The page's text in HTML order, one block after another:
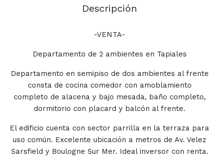
Descripción
-VENTA-
Departamento de 2 ambientes en Tapiales
Departamento en semipiso de dos ambientes al frente
consta de cocina comedor con amoblamiento
completo de alacena y bajo mesada, baño completo,
dormitorio con placard y balcón al frente.
El edificio cuenta con sector parrilla en la terraza para
uso común. Excelente ubicación a metros de Av. Velez
Sarsfield y Boulogne Sur Mer. Ideal inversor con renta.